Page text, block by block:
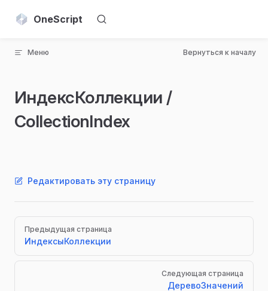
Skip to content
OneScript
Меню Вернуться к началу
ИндексКоллекции /
CollectionIndex
Редактировать эту страницу
Pager
Предыдущая страница
ИндексыКоллекции
Следующая страница
ДеревоЗначений